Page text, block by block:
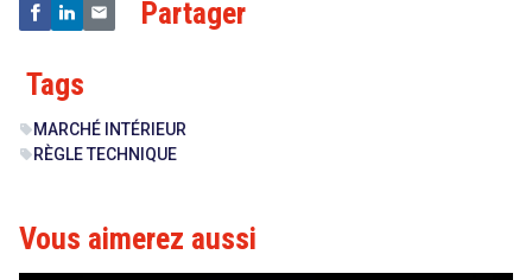
Partager
Tags
sell MARCHÉ INTÉRIEUR
sell RÈGLE TECHNIQUE
Vous aimerez aussi